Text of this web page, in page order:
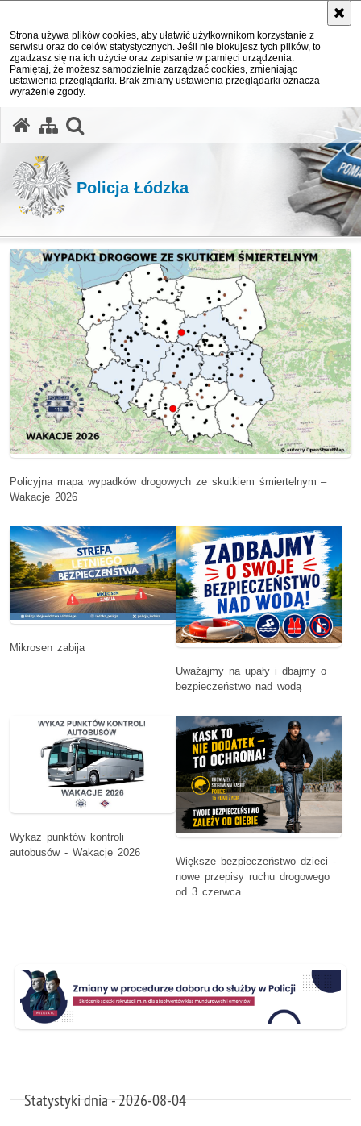
Strona używa plików cookies, aby ułatwić użytkownikom korzystanie z
serwisu oraz do celów statystycznych. Jeśli nie blokujesz tych plików, to
zgadzasz się na ich użycie oraz zapisanie w pamięci urządzenia.
Pamiętaj, że możesz samodzielnie zarządzać cookies, zmieniając
ustawienia przeglądarki. Brak zmiany ustawienia przeglądarki oznacza
wyrażenie zgody.
Policja Łódzka
Ważne informacje
Policyjna mapa wypadków drogowych ze skutkiem śmiertelnym –
Wakacje 2026
Mikrosen zabija
Uważajmy na upały i dbajmy o
bezpieczeństwo nad wodą
Wykaz punktów kontroli
autobusów - Wakacje 2026
Większe bezpieczeństwo dzieci -
nowe przepisy ruchu drogowego
od 3 czerwca...
Statystyki dnia - 2026-08-04